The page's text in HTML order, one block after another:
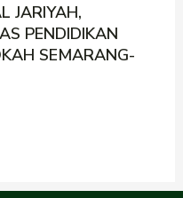
JARIYAH,
PENDIDIKAN
SEMARANG-